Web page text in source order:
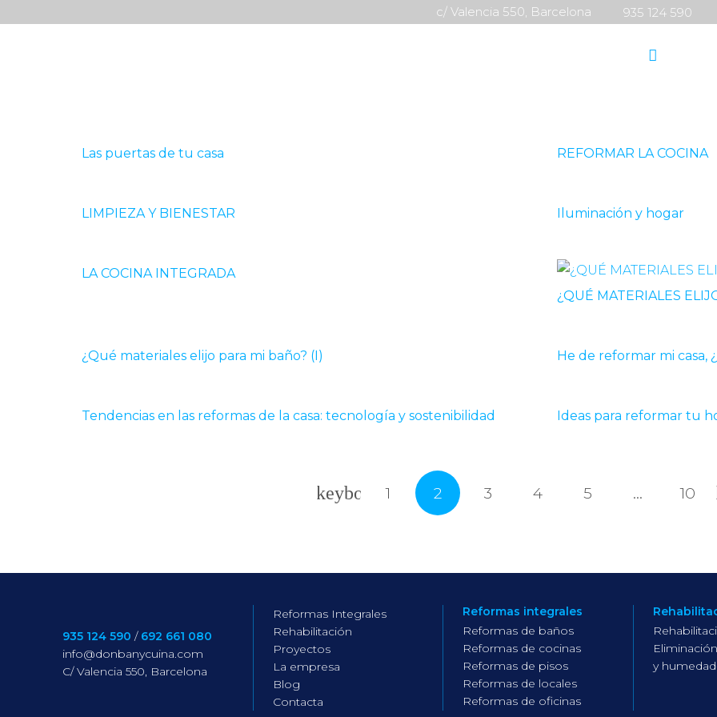
c/ Valencia 550, Barcelona 935 124 590
Las puertas de tu casa REFORMAR LA COCINA
LIMPIEZA Y BIENESTAR Iluminación y hogar
LA COCINA INTEGRADA
¿QUÉ MATERIALES
¿Qué materiales elijo para mi baño? (I) He de reformar mi casa,
Tendencias en las reformas de la casa: tecnología y sostenibilidad Ideas para reformar tu
1 2 3 4 5 … 10
935 124 590 / 692 661 080
info@donbanycuina.com
C/ Valencia 550, Barcelona
Reformas Integrales
Rehabilitación
Proyectos
La empresa
Blog
Contacta
Reformas integrales
Reformas de baños
Reformas de cocinas
Reformas de pisos
Reformas de locales
Reformas de oficinas
y